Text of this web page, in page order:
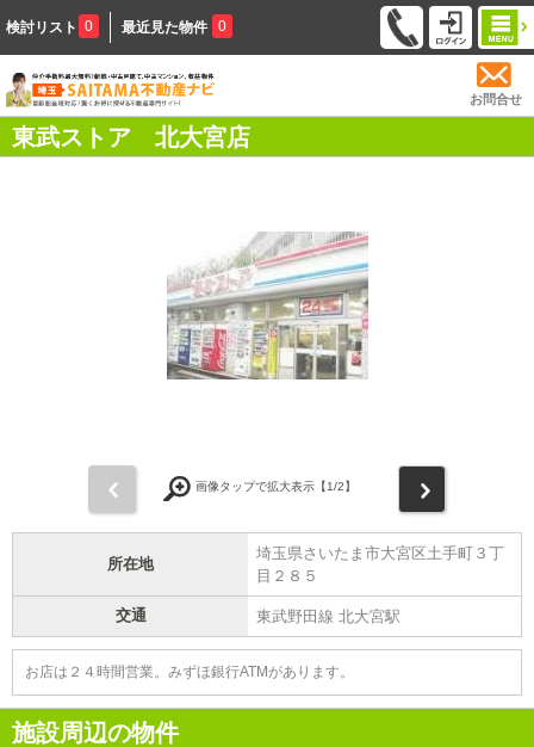
検討リスト 0 最近見た物件 0
お問合せ
東武ストア 北大宮店
画像タップで拡大表示【1/2】
所在地
埼玉県さいたま市大宮区土手町３丁
目２８５
交通 東武野田線 北大宮駅
お店は２４時間営業。みずほ銀行ATMがあります。
施設周辺の物件